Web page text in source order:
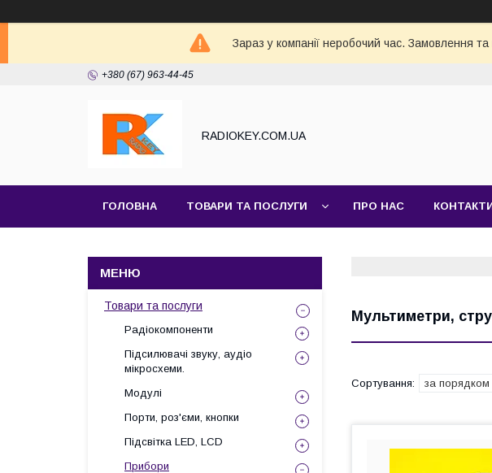
Зараз у компанії неробочий час. Замовлення
+380 (67) 963-44-45
RADIOKEY.COM.UA
ГОЛОВНА ТОВАРИ ТА ПОСЛУГИ ПРО НАС
Мультиметри,
Товари та послуги
Радіокомпоненти
Підсилювачі звуку, аудіо
мікросхеми.
Модулі
Порти, роз'єми, кнопки
Підсвітка LED, LCD
Прибори